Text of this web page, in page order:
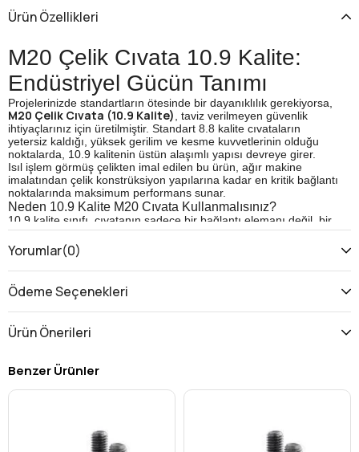
Ürün Özellikleri
M20 Çelik Cıvata 10.9 Kalite:
Endüstriyel Gücün Tanımı
Projelerinizde standartların ötesinde bir dayanıklılık gerekiyorsa,
M20 Çelik Cıvata (10.9 Kalite)
, taviz verilmeyen güvenlik
ihtiyaçlarınız için üretilmiştir. Standart 8.8 kalite cıvataların
yetersiz kaldığı, yüksek gerilim ve kesme kuvvetlerinin olduğu
noktalarda, 10.9 kalitenin üstün alaşımlı yapısı devreye girer.
Isıl işlem görmüş çelikten imal edilen bu ürün, ağır makine
imalatından çelik konstrüksiyon yapılarına kadar en kritik bağlantı
noktalarında maksimum performans sunar.
Neden 10.9 Kalite M20 Cıvata Kullanmalısınız?
10.9 kalite sınıfı, cıvatanın sadece bir bağlantı elemanı değil, bir
güvenlik unsuru olduğunu kanıtlar. İşte bu ürünün teknik
üstünlükleri:
Maksimum Çekme Dayanımı:
N/mm² (MPa) çekme dayanımına sahip olduğunu gösterir.
Bu, tonlarca yüke maruz kaldığında bile formunu koruyan
olağanüstü bir güç demektir.
Yüksek Akma Sınırı:Malzemenin %90 oranında
esnemeden yük taşıyabildiğini (900 N/mm²) garanti eder.
Aşırı yük altında bile kalıcı deformasyona uğramaz,
Kırılmaya Karşı Direnç:
ani darbelerde ve şok yüklemelerde (örneğin iş
makinelerinde) sıradan demir cıvatalar gibi anında
pürüzsüzce oturur, montaj sırasında sarmayı (diş
Yorumlar(0)
Ödeme Seçenekleri
Ürün Önerileri
Benzer Ürünler